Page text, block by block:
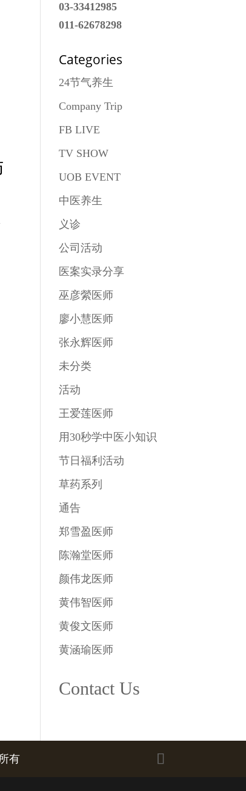
03-33412985
011-62678298
Categories
24节气养生
Company Trip
FB LIVE
TV SHOW
UOB EVENT
中医养生
义诊
公司活动
医案实录分享
巫彦縈医师
廖小慧医师
张永辉医师
未分类
活动
王爱莲医师
用30秒学中医小知识
节日福利活动
草药系列
通告
郑雪盈医师
陈瀚堂医师
颜伟龙医师
黄伟智医师
黄俊文医师
黄涵瑜医师
Contact Us
有